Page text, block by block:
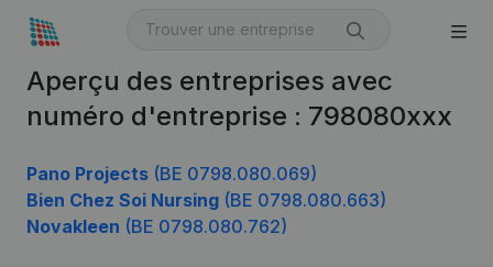
Aperçu des entreprises avec
numéro d'entreprise : 798080xxx
Pano Projects (BE 0798.080.069)
Bien Chez Soi Nursing (BE 0798.080.663)
Novakleen (BE 0798.080.762)